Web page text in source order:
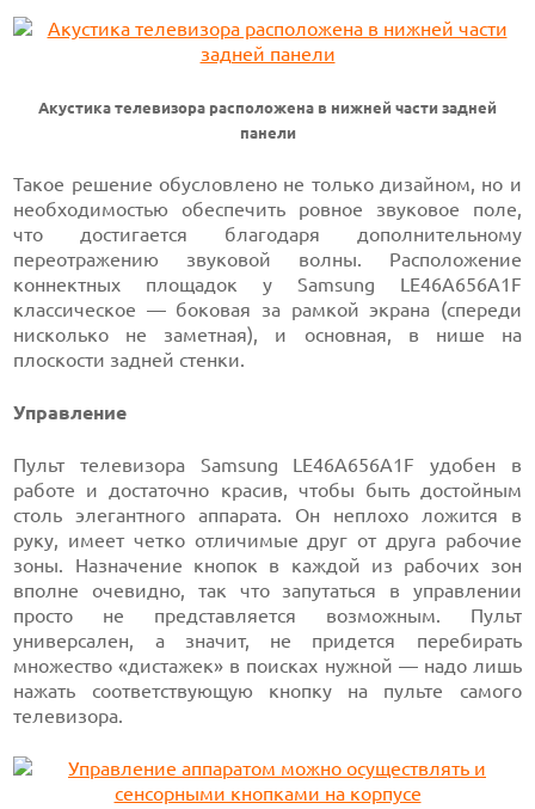
Акустика телевизора расположена в нижней части задней
панели
Такое решение обусловлено не только дизайном, но и
необходимостью обеспечить ровное звуковое поле,
что достигается благодаря дополнительному
переотражению звуковой волны. Расположение
коннектных площадок у Samsung LE46A656A1F
классическое — боковая за рамкой экрана (спереди
нисколько не заметная), и основная, в нише на
плоскости задней стенки.
Управление
Пульт телевизора Samsung LE46A656A1F удобен в
работе и достаточно красив, чтобы быть достойным
столь элегантного аппарата. Он неплохо ложится в
руку, имеет четко отличимые друг от друга рабочие
зоны. Назначение кнопок в каждой из рабочих зон
вполне очевидно, так что запутаться в управлении
просто не представляется возможным. Пульт
универсален, а значит, не придется перебирать
множество «дистажек» в поисках нужной — надо лишь
нажать соответствующую кнопку на пульте самого
телевизора.